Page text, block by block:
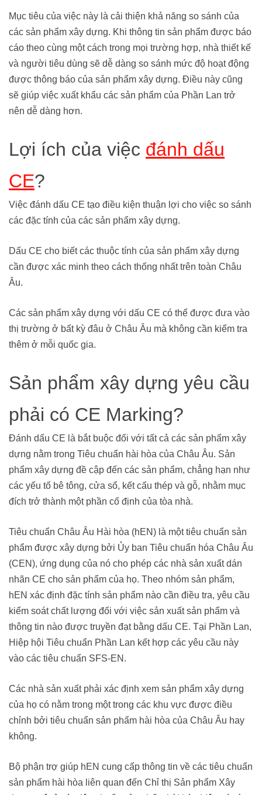
Mục tiêu của việc này là cải thiện khả năng so sánh của
các sản phẩm xây dựng. Khi thông tin sản phẩm được báo
cáo theo cùng một cách trong mọi trường hợp, nhà thiết kế
và người tiêu dùng sẽ dễ dàng so sánh mức độ hoạt động
được thông báo của sản phẩm xây dựng. Điều này cũng
sẽ giúp việc xuất khẩu các sản phẩm của Phần Lan trở
nên dễ dàng hơn.
Lợi ích của việc đánh dấu
CE?
Việc đánh dấu CE tạo điều kiện thuận lợi cho việc so sánh
các đặc tính của các sản phẩm xây dựng.
Dấu CE cho biết các thuộc tính của sản phẩm xây dựng
cần được xác minh theo cách thống nhất trên toàn Châu
Âu.
Các sản phẩm xây dựng với dấu CE có thể được đưa vào
thị trường ở bất kỳ đâu ở Châu Âu mà không cần kiểm tra
thêm ở mỗi quốc gia.
Sản phẩm xây dựng yêu cầu
phải có CE Marking?
Đánh dấu CE là bắt buộc đối với tất cả các sản phẩm xây
dựng nằm trong Tiêu chuẩn hài hòa của Châu Âu. Sản
phẩm xây dựng đề cập đến các sản phẩm, chẳng hạn như
các yếu tố bê tông, cửa sổ, kết cấu thép và gỗ, nhằm mục
đích trở thành một phần cố định của tòa nhà.
Tiêu chuẩn Châu Âu Hài hòa (hEN) là một tiêu chuẩn sản
phẩm được xây dựng bởi Ủy ban Tiêu chuẩn hóa Châu Âu
(CEN), ứng dụng của nó cho phép các nhà sản xuất dán
nhãn CE cho sản phẩm của họ. Theo nhóm sản phẩm,
hEN xác định đặc tính sản phẩm nào cần điều tra, yêu cầu
kiểm soát chất lượng đối với việc sản xuất sản phẩm và
thông tin nào được truyền đạt bằng dấu CE. Tại Phần Lan,
Hiệp hội Tiêu chuẩn Phần Lan kết hợp các yêu cầu này
vào các tiêu chuẩn SFS-EN.
Các nhà sản xuất phải xác định xem sản phẩm xây dựng
của họ có nằm trong một trong các khu vực được điều
chỉnh bởi tiêu chuẩn sản phẩm hài hòa của Châu Âu hay
không.
Bộ phận trợ giúp hEN cung cấp thông tin về các tiêu chuẩn
sản phẩm hài hòa liên quan đến Chỉ thị Sản phẩm Xây